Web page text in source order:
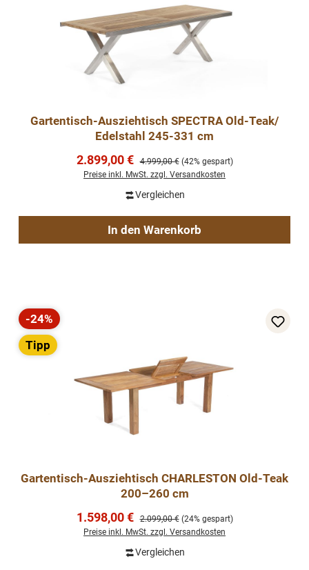
Gartentisch-Ausziehtisch SPECTRA Old-Teak/
Edelstahl 245-331 cm
Verkaufspreis:
2.899,00 € Regulärer Preis:
4.999,00 € (42% gespart)
Preise inkl. MwSt. zzgl. Versandkosten
Vergleichen
In den Warenkorb
Rabatt
-24%
Tipp
Gartentisch-Ausziehtisch CHARLESTON Old-Teak
200–260 cm
Verkaufspreis:
1.598,00 € Regulärer Preis:
2.099,00 € (24% gespart)
Preise inkl. MwSt. zzgl. Versandkosten
Vergleichen